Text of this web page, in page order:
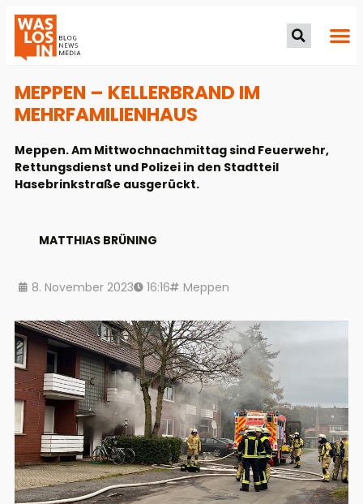
MEPPEN – KELLERBRAND IM
MEHRFAMILIENHAUS
Meppen. Am Mittwochnachmittag sind Feuerwehr,
Rettungsdienst und Polizei in den Stadtteil
Hasebrinkstraße ausgerückt.
MATTHIAS BRÜNING
8. November 2023 16:16 Meppen